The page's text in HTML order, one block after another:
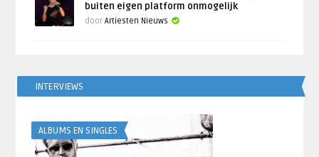
buiten eigen platform onmogelijk
doorArtiesten Nieuws
INTERVIEWS
ALBUMS EN SINGLES